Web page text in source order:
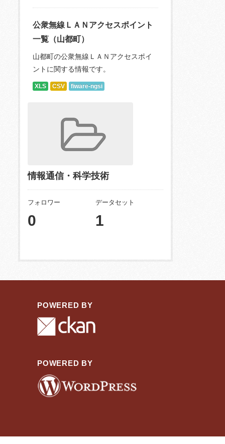
公衆無線ＬＡＮアクセスポイント
一覧（山都町）
山都町の公衆無線ＬＡＮアクセスポイ
ントに関する情報です。
XLS CSV fiware-ngsi
情報通信・科学技術
フォロワー
0
データセット
1
POWERED BY
POWERED BY